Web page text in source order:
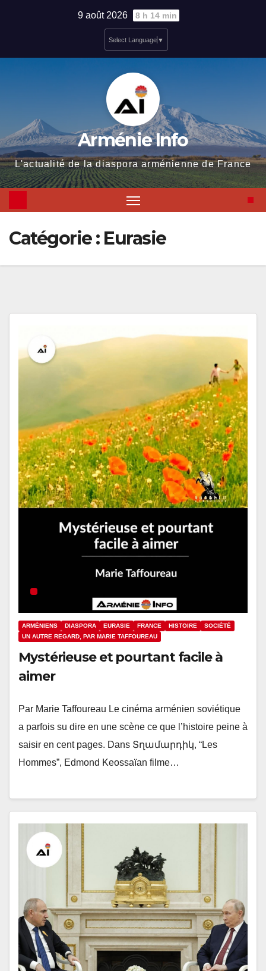
9 août 2026 8 h 14 min
Select Language ▼
Arménie Info
L'actualité de la diaspora arménienne de France
Catégorie : Eurasie
ARMÉNIENS DIASPORA EURASIE FRANCE HISTOIRE
SOCIÉTÉ
UN AUTRE REGARD, PAR MARIE TAFFOUREAU
Mystérieuse et pourtant facile à
aimer
Par Marie Taffoureau Le cinéma arménien soviétique
a parfois su dire en une scène ce que l’histoire peine à
saisir en cent pages. Dans Տղամարդիկ, “Les
Hommes”, Edmond Keossaïan filme…